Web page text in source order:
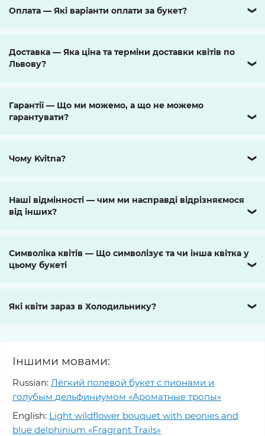
Оплата — Які варіанти оплати за букет? ❯
Доставка — Яка ціна та терміни доставки квітів по
Львову?
❯
Гарантії — Що ми можемо, а що не можемо
гарантувати?
❯
Чому Kvitna? ❯
Наші відмінності — чим ми насправді відрізняємося
від інших?
❯
Символіка квітів — Що символізує та чи інша квітка у
цьому букеті
❯
Які квіти зараз в Холодильнику? ❯
Іншими мовами:
Russian: Лёгкий полевой букет с пионами и
голубым дельфиниумом «Ароматные тропы»
English: Light wildflower bouquet with peonies and
blue delphinium «Fragrant Trails»